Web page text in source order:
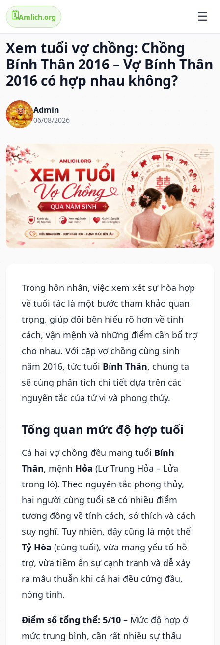
🗓️Amlich.org
Xem tuổi vợ chồng: Chồng
Bính Thân 2016 – Vợ Bính Thân
2016 có hợp nhau không?
Admin
06/08/2026
Trong hôn nhân, việc xem xét sự hòa hợp
về tuổi tác là một bước tham khảo quan
trọng, giúp đôi bên hiểu rõ hơn về tính
cách, vận mệnh và những điểm cần bổ trợ
cho nhau. Với cặp vợ chồng cùng sinh
năm 2016, tức tuổi Bính Thân, chúng ta
sẽ cùng phân tích chi tiết dựa trên các
nguyên tắc của tử vi và phong thủy.
Tổng quan mức độ hợp tuổi
Cả hai vợ chồng đều mang tuổi Bính
Thân, mệnh Hỏa (Lư Trung Hỏa – Lửa
trong lò). Theo nguyên tắc phong thủy,
hai người cùng tuổi sẽ có nhiều điểm
tương đồng về tính cách, sở thích và cách
suy nghĩ. Tuy nhiên, đây cũng là một thế
Tỷ Hòa (cùng tuổi), vừa mang yếu tố hỗ
trợ, vừa tiềm ẩn sự cạnh tranh và dễ xảy
ra mâu thuẫn khi cả hai đều cứng đầu,
nóng tính.
Điểm số tổng thể: 5/10 – Mức độ hợp ở
mức trung bình, cần rất nhiều sự thấu